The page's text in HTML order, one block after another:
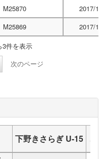
M25870
2017/10/
M25869
2017/10/
3件を表示
次のページ
下野きさらぎ U-15 と